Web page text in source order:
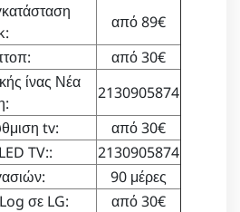
από 89€
από 30€
ίνας Νέα
2130905874
tv:
από 30€
TV::
2130905874
90 μέρες
σε LG:
από 30€